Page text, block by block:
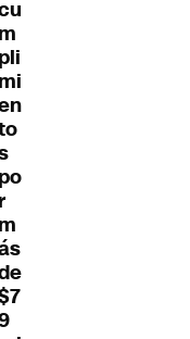
m
pli
mi
po
r
m